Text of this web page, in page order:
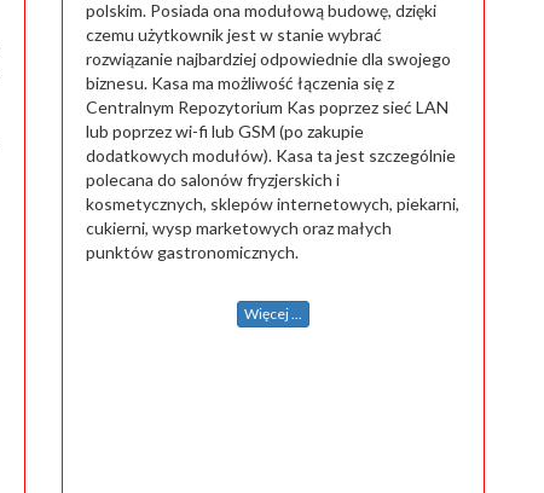
polskim. Posiada ona modułową budowę, dzięki
czemu użytkownik jest w stanie wybrać
rozwiązanie najbardziej odpowiednie dla swojego
biznesu. Kasa ma możliwość łączenia się z
Centralnym Repozytorium Kas poprzez sieć LAN
lub poprzez wi-fi lub GSM (po zakupie
dodatkowych modułów). Kasa ta jest szczególnie
polecana do salonów fryzjerskich i
kosmetycznych, sklepów internetowych, piekarni,
cukierni, wysp marketowych oraz małych
punktów gastronomicznych.
Więcej ...